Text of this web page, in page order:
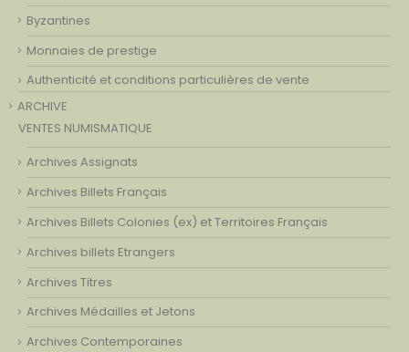
Byzantines
Monnaies de prestige
Authenticité et conditions particulières de vente
ARCHIVE
VENTES NUMISMATIQUE
Archives Assignats
Archives Billets Français
Archives Billets Colonies (ex) et Territoires Français
Archives billets Etrangers
Archives Titres
Archives Médailles et Jetons
Archives Contemporaines